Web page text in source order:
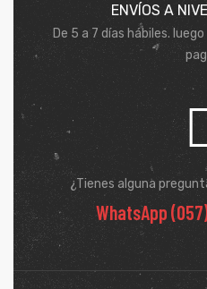
ENVÍOS A
De 5 a 7 días hábiles.
¿Tienes alguna
WhatsApp